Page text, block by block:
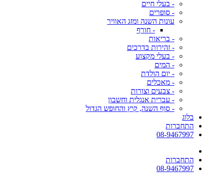
- בעלי חיים
- סופרים
עונות השנה ומזג האוויר
- חורף
- בריאות
- זהירות בדרכים
- בעלי מקצוע
- המים
- יום הולדת
- מאכלים
- צבעים וצורות
- עברית אנגלית וחשבון
- סוף השנה, קיץ והחופש הגדול
בלוג
התחברות
08-9467997
התחברות
08-9467997